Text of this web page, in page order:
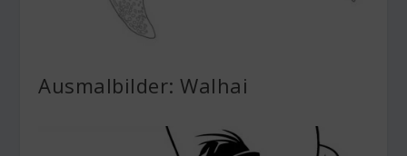
Ausmalbilder: Walhai